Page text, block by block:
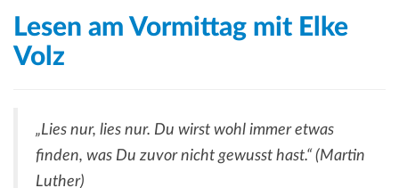
Lesen am Vormittag mit Elke
Volz
„Lies nur, lies nur. Du wirst wohl immer etwas
finden, was Du zuvor nicht gewusst hast.“ (Martin
Luther)